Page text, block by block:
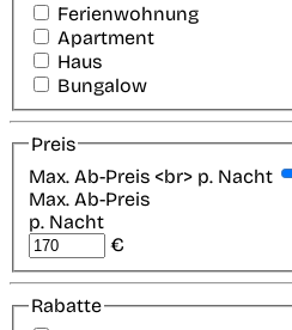
Ferienwohnung
Apartment
Haus
Bungalow
Preis
Max. Ab-Preis <br> p. Nacht
Max. Ab-Preis
p. Nacht
€
Rabatte